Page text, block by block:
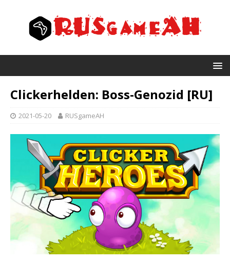
Clickerhelden: Boss-Genozid [RU]
2021-05-20 RUSgameAH